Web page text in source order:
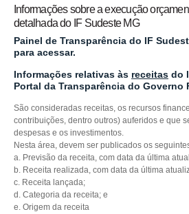
Informações sobre a execução
detalhada do IF Sudeste MG
Painel de Transparência do IF
para acessar.
Informações relativas às receitas do
Portal da Transparência do Governo
São consideradas receitas, os recursos
contribuições, dentro outros) auferidos e que
despesas e os investimentos.
Nesta área, devem ser publicados os
a. Previsão da receita, com data da última
b. Receita realizada, com data da última
c. Receita lançada;
d. Categoria da receita; e
e. Origem da receita